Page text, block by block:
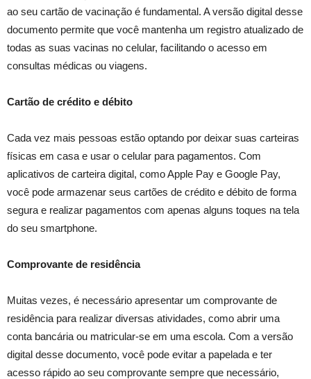
ao seu cartão de vacinação é fundamental. A versão digital desse
documento permite que você mantenha um registro atualizado de
todas as suas vacinas no celular, facilitando o acesso em
consultas médicas ou viagens.
Cartão de crédito e débito
Cada vez mais pessoas estão optando por deixar suas carteiras
físicas em casa e usar o celular para pagamentos. Com
aplicativos de carteira digital, como Apple Pay e Google Pay,
você pode armazenar seus cartões de crédito e débito de forma
segura e realizar pagamentos com apenas alguns toques na tela
do seu smartphone.
Comprovante de residência
Muitas vezes, é necessário apresentar um comprovante de
residência para realizar diversas atividades, como abrir uma
conta bancária ou matricular-se em uma escola. Com a versão
digital desse documento, você pode evitar a papelada e ter
acesso rápido ao seu comprovante sempre que necessário,